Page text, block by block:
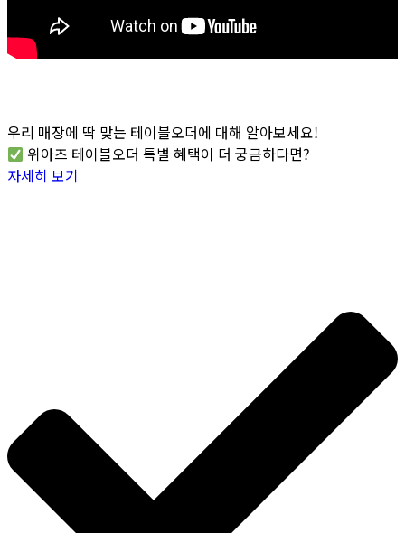
우리 매장에 딱 맞는 테이블오더에 대해 알아보세요!
위아즈 테이블오더 특별 혜택이 더 궁금하다면?
자세히 보기